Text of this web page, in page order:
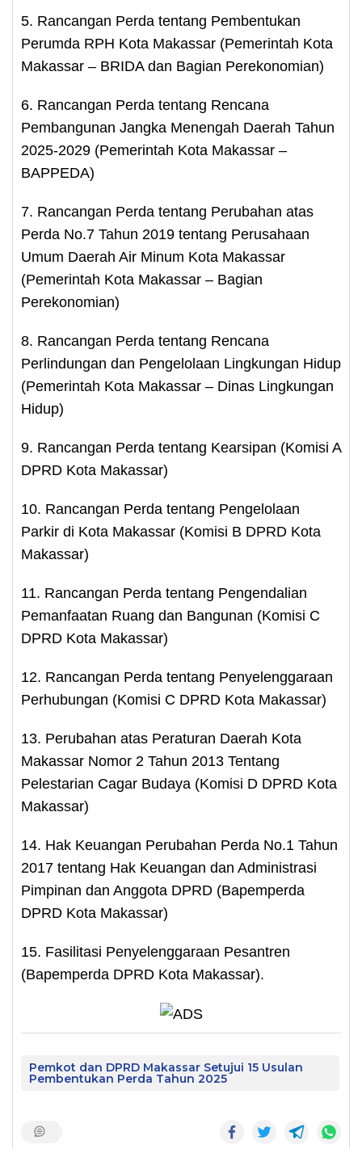
5. Rancangan Perda tentang Pembentukan
Perumda RPH Kota Makassar (Pemerintah Kota
Makassar – BRIDA dan Bagian Perekonomian)
6. Rancangan Perda tentang Rencana
Pembangunan Jangka Menengah Daerah Tahun
2025-2029 (Pemerintah Kota Makassar –
BAPPEDA)
7. Rancangan Perda tentang Perubahan atas
Perda No.7 Tahun 2019 tentang Perusahaan
Umum Daerah Air Minum Kota Makassar
(Pemerintah Kota Makassar – Bagian
Perekonomian)
8. Rancangan Perda tentang Rencana
Perlindungan dan Pengelolaan Lingkungan Hidup
(Pemerintah Kota Makassar – Dinas Lingkungan
Hidup)
9. Rancangan Perda tentang Kearsipan (Komisi A
DPRD Kota Makassar)
10. Rancangan Perda tentang Pengelolaan
Parkir di Kota Makassar (Komisi B DPRD Kota
Makassar)
11. Rancangan Perda tentang Pengendalian
Pemanfaatan Ruang dan Bangunan (Komisi C
DPRD Kota Makassar)
12. Rancangan Perda tentang Penyelenggaraan
Perhubungan (Komisi C DPRD Kota Makassar)
13. Perubahan atas Peraturan Daerah Kota
Makassar Nomor 2 Tahun 2013 Tentang
Pelestarian Cagar Budaya (Komisi D DPRD Kota
Makassar)
14. Hak Keuangan Perubahan Perda No.1 Tahun
2017 tentang Hak Keuangan dan Administrasi
Pimpinan dan Anggota DPRD (Bapemperda
DPRD Kota Makassar)
15. Fasilitasi Penyelenggaraan Pesantren
(Bapemperda DPRD Kota Makassar).
Pemkot dan DPRD Makassar Setujui 15 Usulan
Pembentukan Perda Tahun 2025